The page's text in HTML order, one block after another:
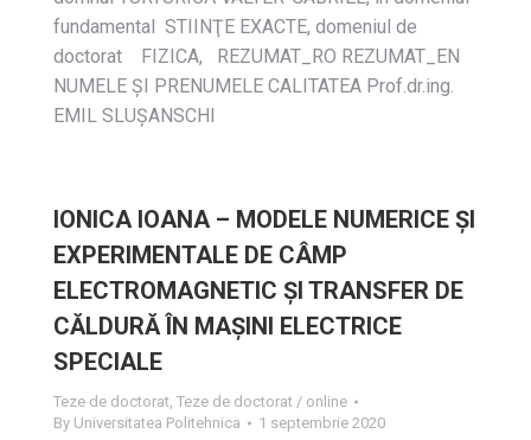
fundamental STIINŢE EXACTE, domeniul de
doctorat FIZICA, REZUMAT_RO REZUMAT_EN
NUMELE ŞI PRENUMELE CALITATEA Prof.dr.ing.
EMIL SLUŞANSCHI
IONICA IOANA – MODELE NUMERICE ȘI
EXPERIMENTALE DE CÂMP
ELECTROMAGNETIC ȘI TRANSFER DE
CĂLDURĂ ÎN MAȘINI ELECTRICE
SPECIALE
Teze de doctorat, Teze de doctorat / online
By Universitatea Politehnica 1 septembrie 2020